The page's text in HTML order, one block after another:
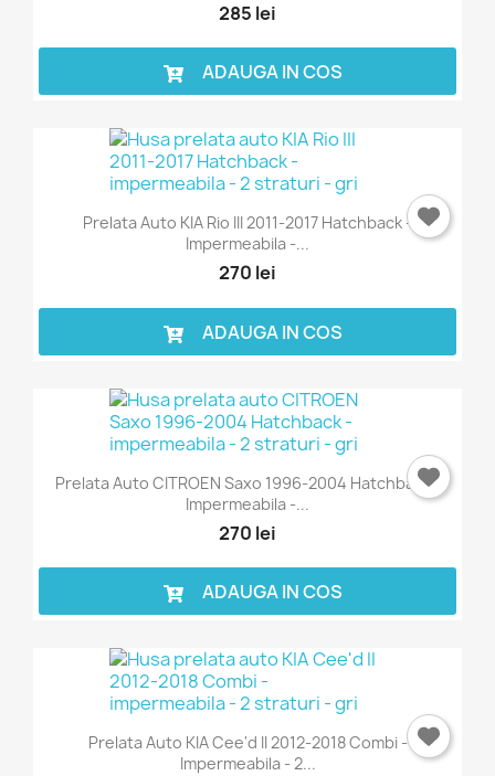
285 lei
ADAUGA IN COS
Prelata Auto KIA Rio III 2011-2017 Hatchback -
Impermeabila -...
270 lei
ADAUGA IN COS
Prelata Auto CITROEN Saxo 1996-2004 Hatchback -
Impermeabila -...
270 lei
ADAUGA IN COS
Prelata Auto KIA Cee'd II 2012-2018 Combi -
Impermeabila - 2...